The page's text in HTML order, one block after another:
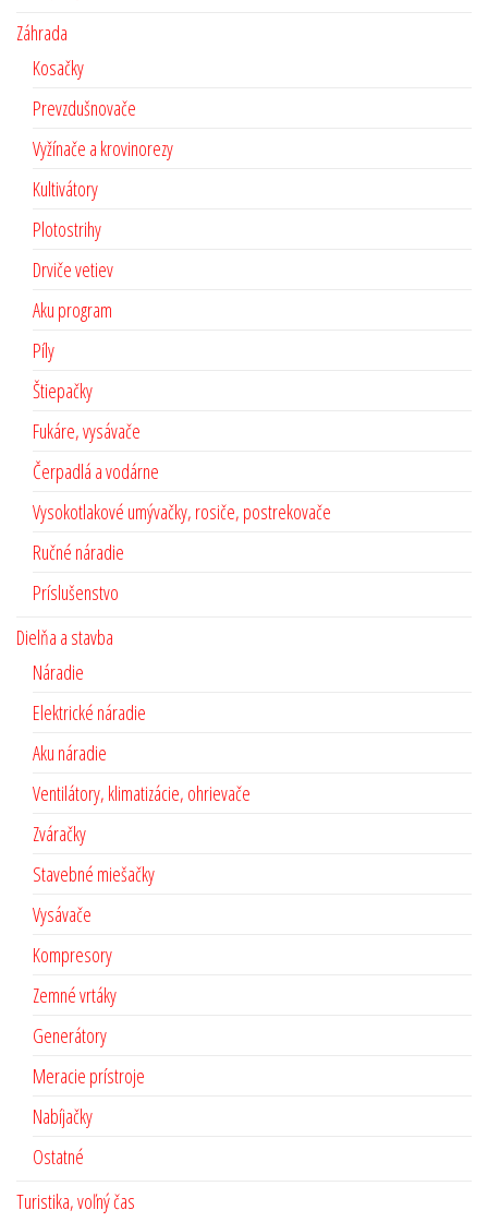
Záhrada
Kosačky
Prevzdušnovače
Vyžínače a krovinorezy
Kultivátory
Plotostrihy
Drviče vetiev
Aku program
Píly
Štiepačky
Fukáre, vysávače
Čerpadlá a vodárne
Vysokotlakové umývačky, rosiče, postrekovače
Ručné náradie
Príslušenstvo
Dielňa a stavba
Náradie
Elektrické náradie
Aku náradie
Ventilátory, klimatizácie, ohrievače
Zváračky
Stavebné miešačky
Vysávače
Kompresory
Zemné vrtáky
Generátory
Meracie prístroje
Nabíjačky
Ostatné
Turistika, voľný čas